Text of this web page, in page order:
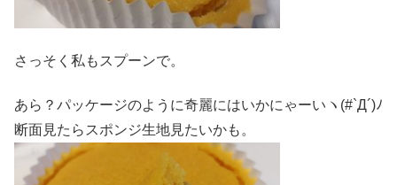
さっそく私もスプーンで。
あら？パッケージのように奇麗にはいかにゃーいヽ(#`Д´)ﾉ
断面見たらスポンジ生地見たいかも。